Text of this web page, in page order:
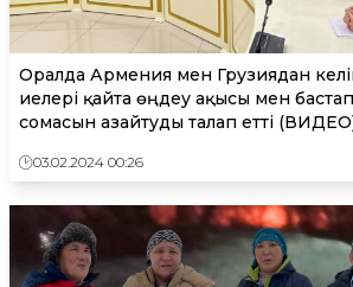
Оралда Армения мен Грузиядан
иелері қайта өңдеу ақысы мен
сомасын азайтуды талап етті
03.02.2024 00:26